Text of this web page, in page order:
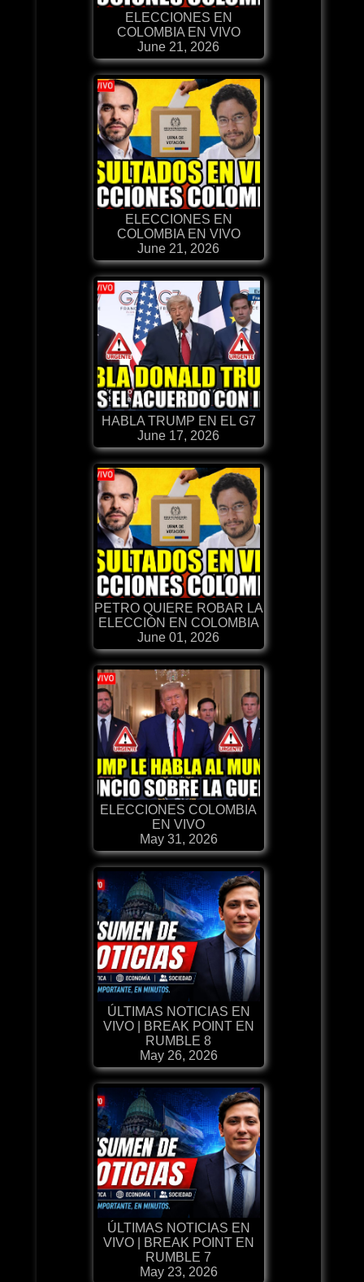
ELECCIONES EN
COLOMBIA EN VIVO
June 21, 2026
ELECCIONES EN
COLOMBIA EN VIVO
June 21, 2026
HABLA TRUMP EN EL G7
June 17, 2026
PETRO QUIERE ROBAR LA
ELECCIÓN EN COLOMBIA
June 01, 2026
ELECCIONES COLOMBIA
EN VIVO
May 31, 2026
ÚLTIMAS NOTICIAS EN
VIVO | BREAK POINT EN
RUMBLE 8
May 26, 2026
ÚLTIMAS NOTICIAS EN
VIVO | BREAK POINT EN
RUMBLE 7
May 23, 2026